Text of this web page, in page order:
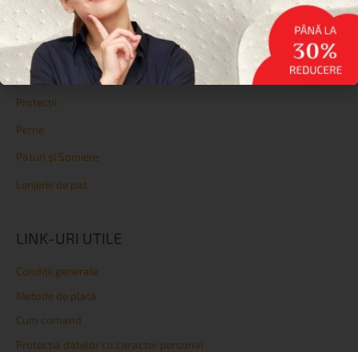
Reduceri
Saltele
Topperе
Protecții
Perne
Paturi și Somiere
Lenjerie de pat
LINK-URI UTILE
Condiţii generale
Metode de plată
Cum comand
Protecția datelor cu caracter personal